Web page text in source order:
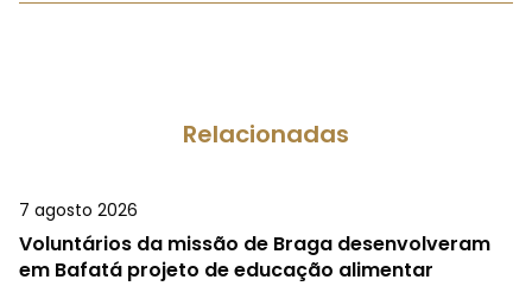
Relacionadas
7 agosto 2026
Voluntários da missão de Braga desenvolveram
em Bafatá projeto de educação alimentar